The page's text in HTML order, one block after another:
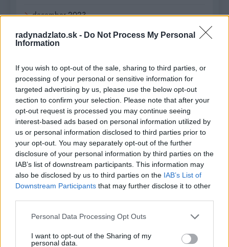
radynadzlato.sk - Do Not Process My Personal
Information
If you wish to opt-out of the sale, sharing to third parties, or
processing of your personal or sensitive information for
targeted advertising by us, please use the below opt-out
section to confirm your selection. Please note that after your
opt-out request is processed you may continue seeing
interest-based ads based on personal information utilized by
us or personal information disclosed to third parties prior to
your opt-out. You may separately opt-out of the further
disclosure of your personal information by third parties on the
IAB’s list of downstream participants. This information may
also be disclosed by us to third parties on the IAB’s List of
Downstream Participants that may further disclose it to other
Personal Data Processing Opt Outs
I want to opt-out of the Sharing of my
personal data.
december 2023
november 2023
august 2023
júl 2023
jún 2023
máj 2023
apríl 2023
marec 2023
február 2023